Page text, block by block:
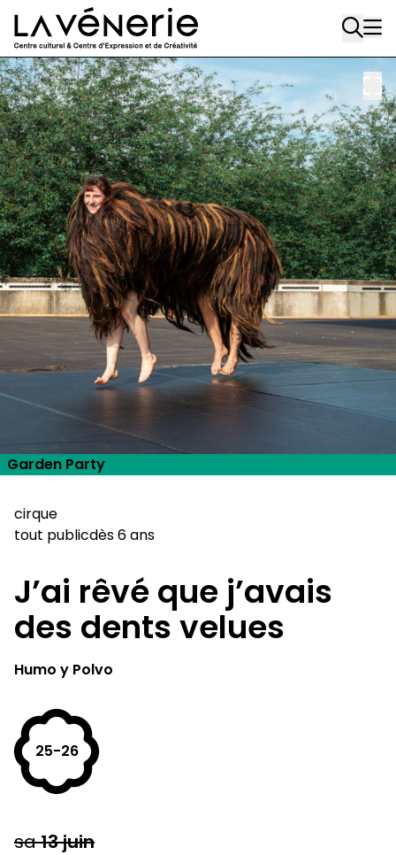
Aller au contenu principal
Garden Party
cirque
tout publicdès 6 ans
J’ai rêvé que j’avais
des dents velues
Humo y Polvo
25-26
sa13juin